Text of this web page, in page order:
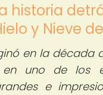
historia
y Nieve
en la década
uno de los
e